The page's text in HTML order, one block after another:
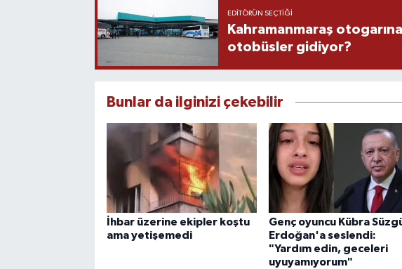
EDITÖRÜN SEÇTIĞI
Kahramanmaraş
otobüsler gidiyor?
Bunlar da ilginizi çekebilir
İhbar üzerine ekipler koştu
ama yetişemedi
Genç oyuncu Kübra
Erdoğan'a seslendi:
"Yardım edin, geceleri
uyuyamıyorum"